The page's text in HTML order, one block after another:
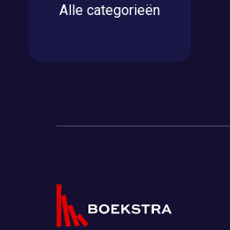
Alle categorieën